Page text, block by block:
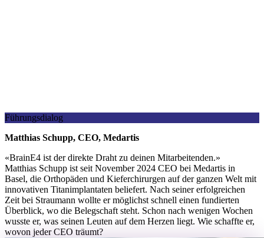
Führungsdialog
Matthias Schupp, CEO, Medartis
«BrainE4 ist der direkte Draht zu deinen Mitarbeitenden.»
Matthias Schupp ist seit November 2024 CEO bei Medartis in
Basel, die Orthopäden und Kieferchirurgen auf der ganzen Welt mit
innovativen Titanimplantaten beliefert. Nach seiner erfolgreichen
Zeit bei Straumann wollte er möglichst schnell einen fundierten
Überblick, wo die Belegschaft steht. Schon nach wenigen Wochen
wusste er, was seinen Leuten auf dem Herzen liegt. Wie schaffte er,
wovon jeder CEO träumt?